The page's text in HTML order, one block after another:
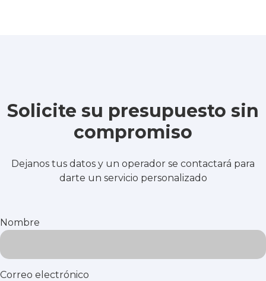
Solicite su presupuesto sin
compromiso
Dejanos tus datos y un operador se contactará para
darte un servicio personalizado
Nombre
Correo electrónico